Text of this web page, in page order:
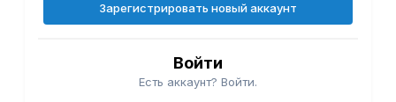
Зарегистрировать новый аккаунт
Войти
Есть аккаунт? Войти.